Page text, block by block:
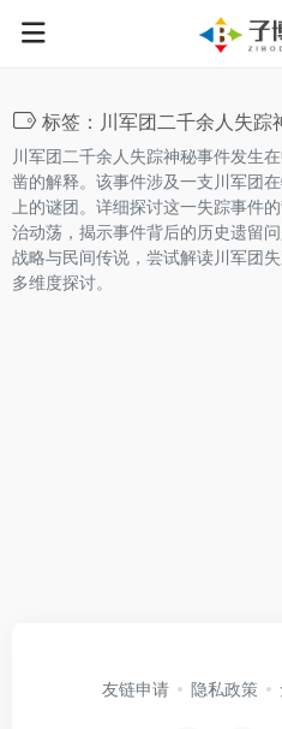
标签：川军团二千余人失踪
川军团二千余人失踪神秘事件发生
凿的解释。该事件涉及一支川军团
上的谜团。详细探讨这一失踪事件
治动荡，揭示事件背后的历史遗留
战略与民间传说，尝试解读川军团
多维度探讨。
友链申请 隐私政策